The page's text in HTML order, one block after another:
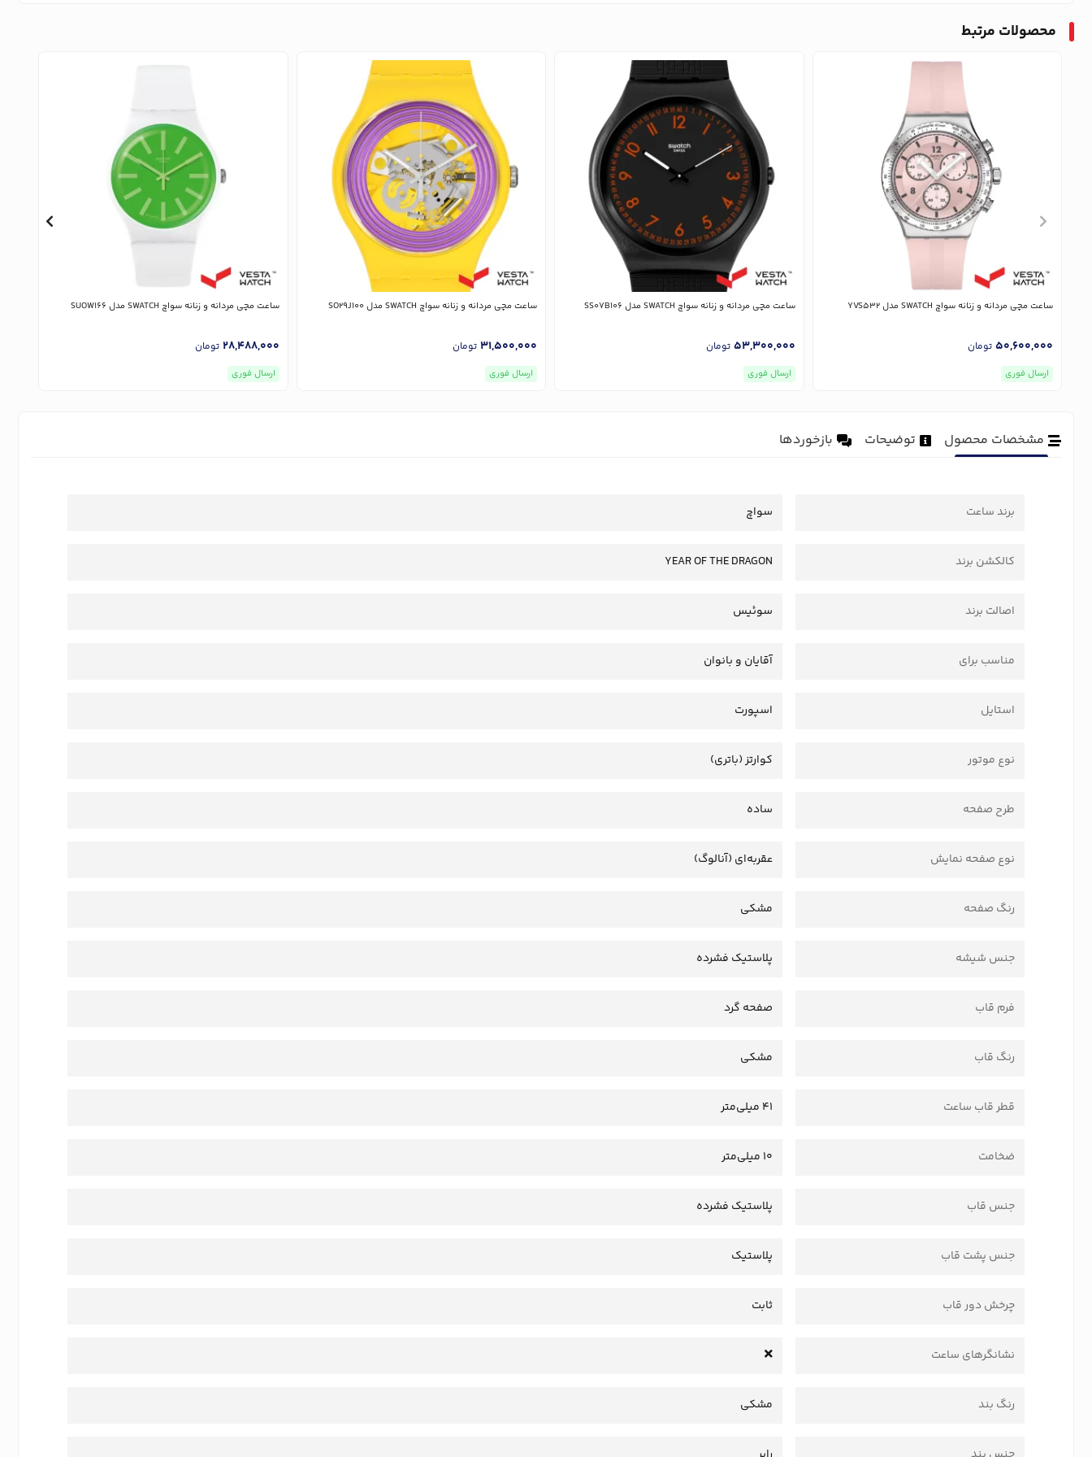
محصولات مرتبط
ساعت مچی مردانه و زنانه سواچ SWATCH مدل YVS532
50,600,000 تومان
ارسال فوری
ساعت مچی مردانه و زنانه سواچ SWATCH مدل SS07B106
53,300,000 تومان
ارسال فوری
ساعت مچی مردانه و زنانه سواچ SWATCH مدل SO29J100
31,500,000 تومان
ارسال فوری
ساعت مچی مردانه و زنانه سواچ SWATCH مدل SUOW166
28,488,000 تومان
ارسال فوری
مشخصات محصول توضیحات بازخوردها
برند ساعت سواچ
کالکشن برند YEAR OF THE DRAGON
اصالت برند سوئیس
مناسب برای آقایان و بانوان
استایل اسپورت
نوع موتور کوارتز (باتری)
طرح صفحه ساده
نوع صفحه نمایش عقربه‌ای (آنالوگ)
رنگ صفحه مشکی
جنس شیشه پلاستیک فشرده
فرم قاب صفحه گرد
رنگ قاب مشکی
قطر قاب ساعت 41 میلی‌متر
ضخامت 10 میلی‌متر
جنس قاب پلاستیک فشرده
جنس پشت قاب پلاستیک
چرخش دور قاب ثابت
نشانگرهای ساعت
رنگ بند مشکی